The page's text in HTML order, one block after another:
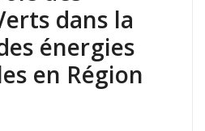
dans la
énergies
en Région